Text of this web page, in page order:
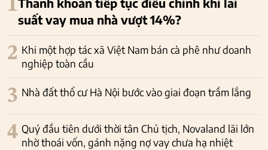
1
suất vay mua nhà vượt 14%?
2 Khi một hợp tác xã Việt Nam bán cà phê như doanh
nghiệp toàn cầu
3 Nhà đất thổ cư Hà Nội bước vào giai đoạn trầm lắng
4 Quý đầu tiên dưới thời tân Chủ tịch, Novaland lãi lớn
nhờ thoái vốn, gánh nặng nợ vay chưa hạ nhiệt